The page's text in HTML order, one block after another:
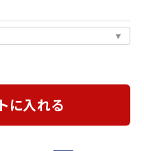
に入れる